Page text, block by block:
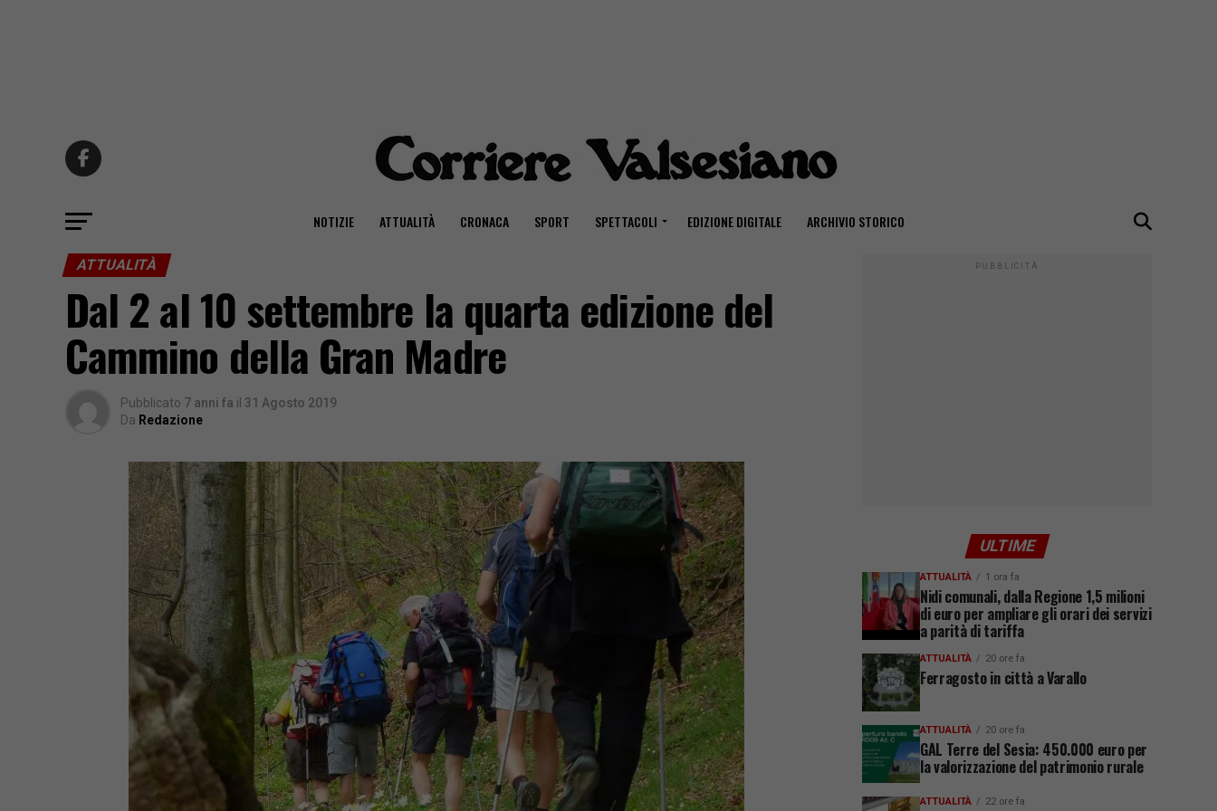
NOTIZIE ATTUALITÀ CRONACA SPORT SPETTACOLI EDIZIONE DIGITALE ARCHIVIO STORICO
ATTUALITÀ
Dal 2 al 10 settembre la quarta edizione del
Cammino della Gran Madre
Pubblicato 7 anni fa il 31 Agosto 2019
Da Redazione
PUBBLICITÀ
ULTIME
ATTUALITÀ 1 ora fa
Nidi comunali, dalla Regione 1,5 milioni
di euro per ampliare gli orari dei servizi
a parità di tariffa
ATTUALITÀ 20 ore fa
Ferragosto in città a Varallo
ATTUALITÀ 20 ore fa
GAL Terre del Sesia: 450.000 euro per
la valorizzazione del patrimonio rurale
ATTUALITÀ 22 ore fa